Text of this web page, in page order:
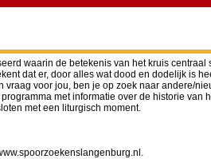
waarin de betekenis van het kruis centraal
dat er, door alles wat dood en dodelijk is
voor jou, ben je op zoek naar andere/
met informatie over de historie van
met een liturgisch moment.